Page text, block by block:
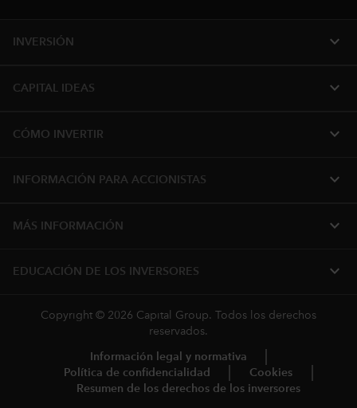
INVERSIÓN expand_more
CAPITAL IDEAS expand_more
CÓMO INVERTIR expand_more
INFORMACIÓN PARA ACCIONISTAS expand_more
MÁS INFORMACIÓN expand_more
EDUCACIÓN DE LOS INVERSORES expand_more
Copyright © 2026 Capital Group. Todos los derechos
reservados.
Información legal y normativa
Política de confidencialidad
Cookies
Resumen de los derechos de los inversores